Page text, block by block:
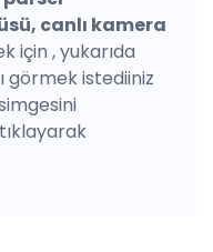
canlı kamera
için , yukarıda
görmek istediiniz